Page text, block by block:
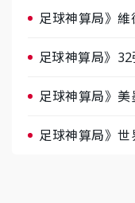
足球神算局》
足球神算局》
足球神算局》
足球神算局》